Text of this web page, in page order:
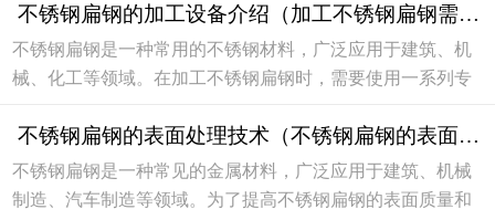
应用广泛，可以用于建筑结构、室内装饰、门窗等...
不锈钢扁钢的加工设备介绍（加工不锈钢扁钢需要哪些设备）
不锈钢扁钢是一种常用的不锈钢材料，广泛应用于建筑、机
械、化工等领域。在加工不锈钢扁钢时，需要使用一系列专
工不锈钢扁钢需要哪些设备。1. 切割设备切割设备...
不锈钢扁钢的表面处理技术（不锈钢扁钢的表面处理技术有哪些）
不锈钢扁钢是一种常见的金属材料，广泛应用于建筑、机械
制造、汽车制造等领域。为了提高不锈钢扁钢的表面质量和